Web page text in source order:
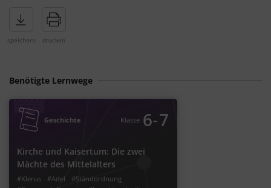
Benötigte Lernwege
Geschichte Klasse 6‐7
Kirche und Kaisertum: Die zwei
Mächte des Mittelalters
#Klerus #Adel
#Ständordnung